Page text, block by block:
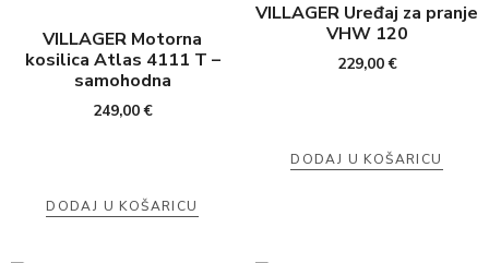
VILLAGER Motorna
kosilica Atlas 4111 T –
samohodna
249,00€
DODAJ U KOŠARICU
VILLAGER Uređaj za pranje
VHW 120
229,00€
DODAJ U KOŠARICU